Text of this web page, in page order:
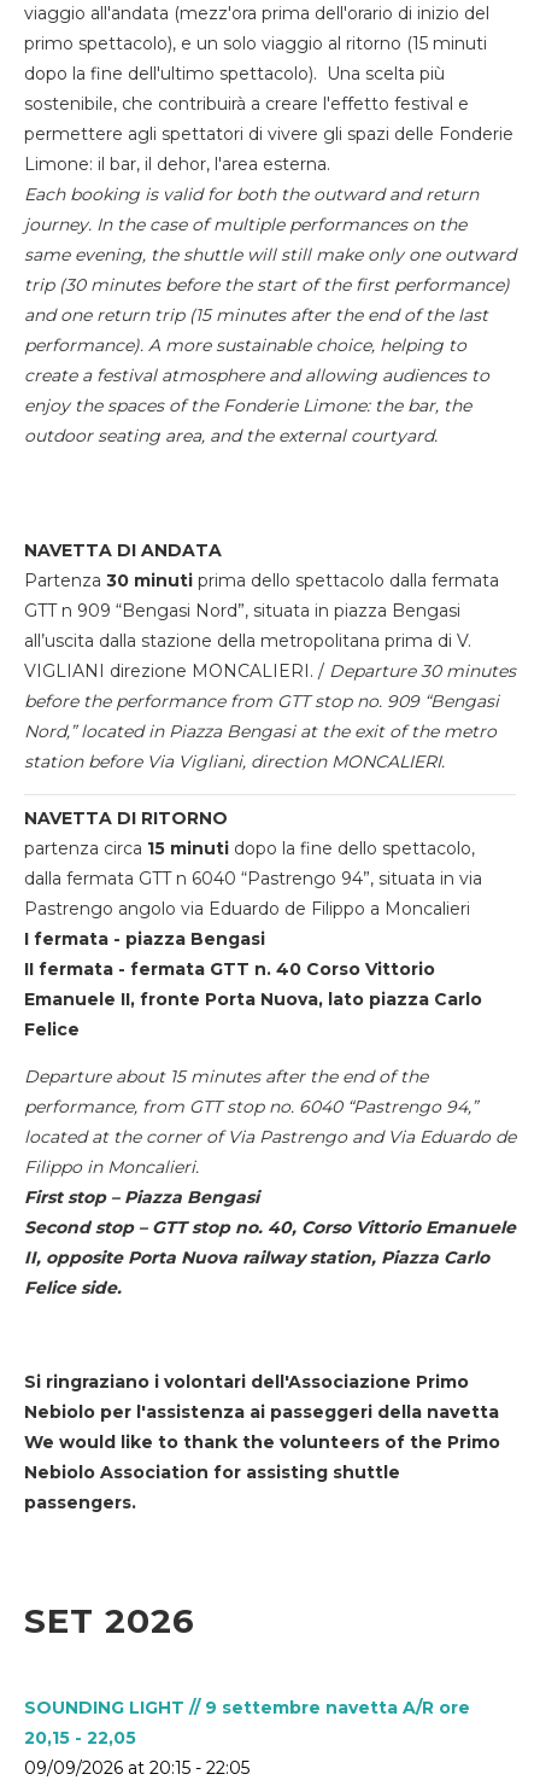
viaggio all'andata (mezz'ora prima dell'orario di inizio del
primo spettacolo), e un solo viaggio al ritorno (15 minuti
dopo la fine dell'ultimo spettacolo). Una scelta più
sostenibile, che contribuirà a creare l'effetto festival e
permettere agli spettatori di vivere gli spazi delle Fonderie
Limone: il bar, il dehor, l'area esterna.
Each booking is valid for both the outward and return
journey. In the case of multiple performances on the
same evening, the shuttle will still make only one outward
trip (30 minutes before the start of the first performance)
and one return trip (15 minutes after the end of the last
performance). A more sustainable choice, helping to
create a festival atmosphere and allowing audiences to
enjoy the spaces of the Fonderie Limone: the bar, the
outdoor seating area, and the external courtyard.
NAVETTA DI ANDATA
Partenza 30 minuti prima dello spettacolo dalla fermata
GTT n 909 “Bengasi Nord”, situata in piazza Bengasi
all’uscita dalla stazione della metropolitana prima di V.
VIGLIANI direzione MONCALIERI. / Departure 30 minutes
before the performance from GTT stop no. 909 “Bengasi
Nord,” located in Piazza Bengasi at the exit of the metro
station before Via Vigliani, direction MONCALIERI.
NAVETTA DI RITORNO
partenza circa 15 minuti dopo la fine dello spettacolo,
dalla fermata GTT n 6040 “Pastrengo 94”, situata in via
Pastrengo angolo via Eduardo de Filippo a Moncalieri
I fermata - piazza Bengasi
II fermata - fermata GTT n. 40 Corso Vittorio
Emanuele II, fronte Porta Nuova, lato piazza Carlo
Felice
Departure about 15 minutes after the end of the
performance, from GTT stop no. 6040 “Pastrengo 94,”
located at the corner of Via Pastrengo and Via Eduardo de
Filippo in Moncalieri.
First stop – Piazza Bengasi
Second stop – GTT stop no. 40, Corso Vittorio Emanuele
II, opposite Porta Nuova railway station, Piazza Carlo
Felice side.
Si ringraziano i volontari dell'Associazione Primo
Nebiolo per l'assistenza ai passeggeri della navetta
We would like to thank the volunteers of the Primo
Nebiolo Association for assisting shuttle
passengers.
SET 2026
SOUNDING LIGHT // 9 settembre navetta A/R ore
20,15 - 22,05
09/09/2026 at 20:15 - 22:05